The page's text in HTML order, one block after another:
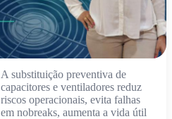
A substituição preventiva de
capacitores e ventiladores reduz
riscos operacionais, evita falhas
em nobreaks, aumenta a vida útil